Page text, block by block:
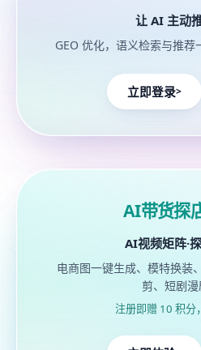
让 AI 主动
GEO 优化，语义检索与推荐
立即登录>
进入AI带货探店系统详情
AI带货探
AI视频矩阵·
电商图一键生成、模特换装
剪、短剧漫
注册即赠 10 积分